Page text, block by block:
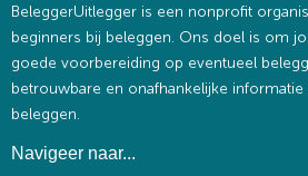
BeleggerUitlegger is een nonprofit
beginners bij beleggen. Ons doel is om
goede voorbereiding op eventueel
betrouwbare en onafhankelijke
beleggen.
Navigeer naar...